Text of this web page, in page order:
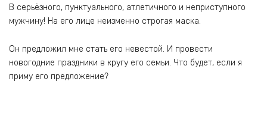
В серьёзного, пунктуального, атлетичного и неприступного
мужчину! На его лице неизменно строгая маска.
Он предложил мне стать его невестой. И провести
новогодние праздники в кругу его семьи. Что будет, если я
приму его предложение?